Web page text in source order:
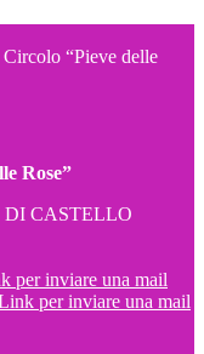
“Pieve delle
Rose”
DI CASTELLO
per inviare una mail
per inviare una mail